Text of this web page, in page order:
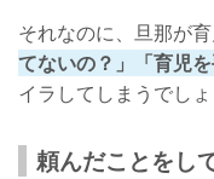
それなのに、旦那が
てないの？」「育児
イラしてしまうでしょ
頼んだことをし